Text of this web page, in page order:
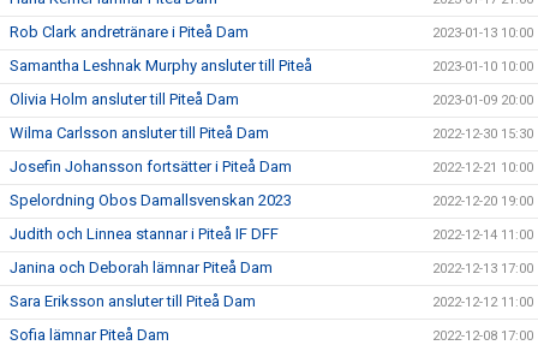
Rob Clark andretränare i Piteå Dam 2023-01-13 10:00
Samantha Leshnak Murphy ansluter till Piteå 2023-01-10 10:00
Olivia Holm ansluter till Piteå Dam 2023-01-09 20:00
Wilma Carlsson ansluter till Piteå Dam 2022-12-30 15:30
Josefin Johansson fortsätter i Piteå Dam 2022-12-21 10:00
Spelordning Obos Damallsvenskan 2023 2022-12-20 19:00
Judith och Linnea stannar i Piteå IF DFF 2022-12-14 11:00
Janina och Deborah lämnar Piteå Dam 2022-12-13 17:00
Sara Eriksson ansluter till Piteå Dam 2022-12-12 11:00
Sofia lämnar Piteå Dam 2022-12-08 17:00